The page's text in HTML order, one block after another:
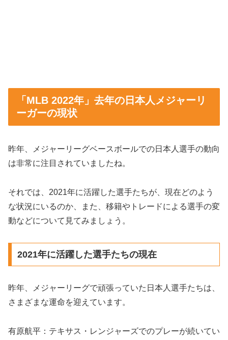
「MLB 2022年」去年の日本人メジャーリ
ーガーの現状
昨年、メジャーリーグベースボールでの日本人選手の動向
は非常に注目されていましたね。
それでは、2021年に活躍した選手たちが、現在どのよう
な状況にいるのか、また、移籍やトレードによる選手の変
動などについて見てみましょう。
2021年に活躍した選手たちの現在
昨年、メジャーリーグで頑張っていた日本人選手たちは、
さまざまな運命を迎えています。
有原航平：テキサス・レンジャーズでのプレーが続いてい